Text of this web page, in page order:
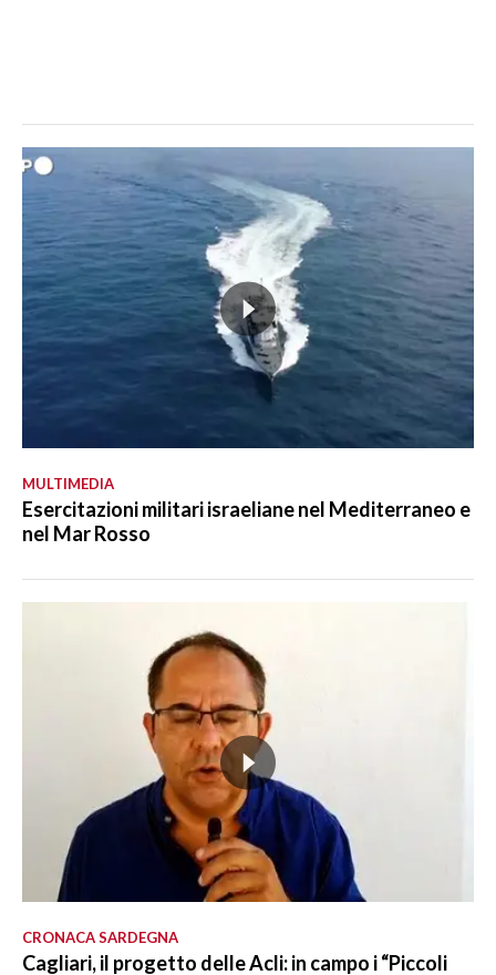
MULTIMEDIA
Esercitazioni militari israeliane nel Mediterraneo e
nel Mar Rosso
CRONACA SARDEGNA
Cagliari, il progetto delle Acli: in campo i “Piccoli